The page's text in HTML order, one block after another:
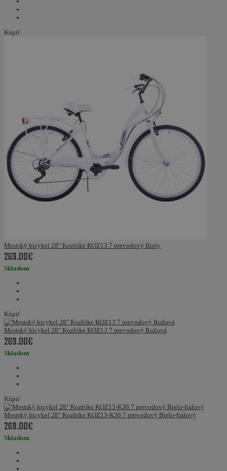
Kúpiť
Mestský bicykel 28" Kozbike KOZ13 7 prevodový Biely
269.00€
Skladom
Kúpiť
Mestský bicykel 28" Kozbike KOZ13 7 prevodový Ružová
269.00€
Skladom
Kúpiť
Mestský bicykel 28" Kozbike KOZ13-K36 7 prevodový Bielo-fialový
269.00€
Skladom